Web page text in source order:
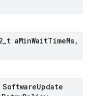
t aMinWaitTimeMs,
Update